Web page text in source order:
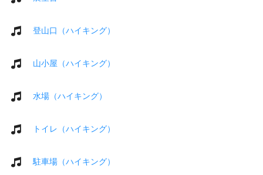
登山口（ハイキング）
山小屋（ハイキング）
水場（ハイキング）
トイレ（ハイキング）
駐車場（ハイキング）